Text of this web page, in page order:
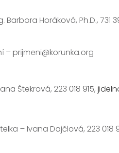
Horáková, Ph.D., 731
– prijmeni@korunka.org
Štekrová, 223 018 915,
– Ivana Dajčlová, 223 018